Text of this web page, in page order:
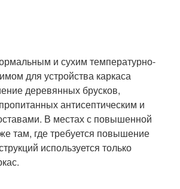
и сухим температурно-
для устройства каркаса
деревянных брусков,
антисептическим и
В местах с повышенной
там, где требуется повышение
используется только